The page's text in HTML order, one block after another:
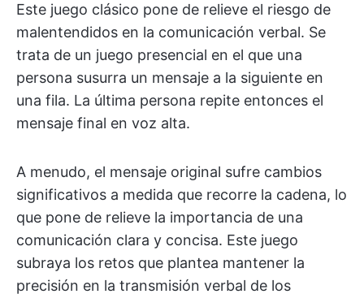
Este juego clásico pone de relieve el riesgo de
malentendidos en la comunicación verbal. Se
trata de un juego presencial en el que una
persona susurra un mensaje a la siguiente en
una fila. La última persona repite entonces el
mensaje final en voz alta.
A menudo, el mensaje original sufre cambios
significativos a medida que recorre la cadena, lo
que pone de relieve la importancia de una
comunicación clara y concisa. Este juego
subraya los retos que plantea mantener la
precisión en la transmisión verbal de los